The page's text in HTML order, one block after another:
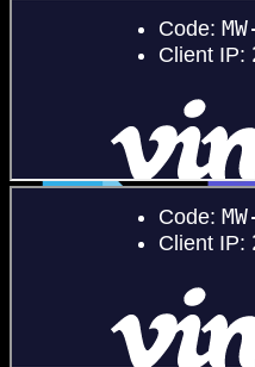
Sense corba d’aprenentatge,
sense els límits de sempre.